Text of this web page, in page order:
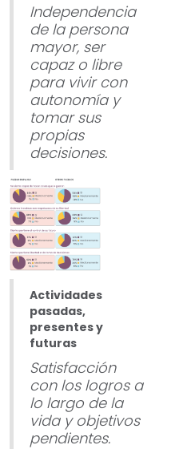
Independencia
de la persona
mayor, ser
capaz o libre
para vivir con
autonomía y
tomar sus
propias
decisiones.
Actividades
pasadas,
presentes y
futuras
Satisfacción
con los logros a
lo largo de la
vida y objetivos
pendientes.